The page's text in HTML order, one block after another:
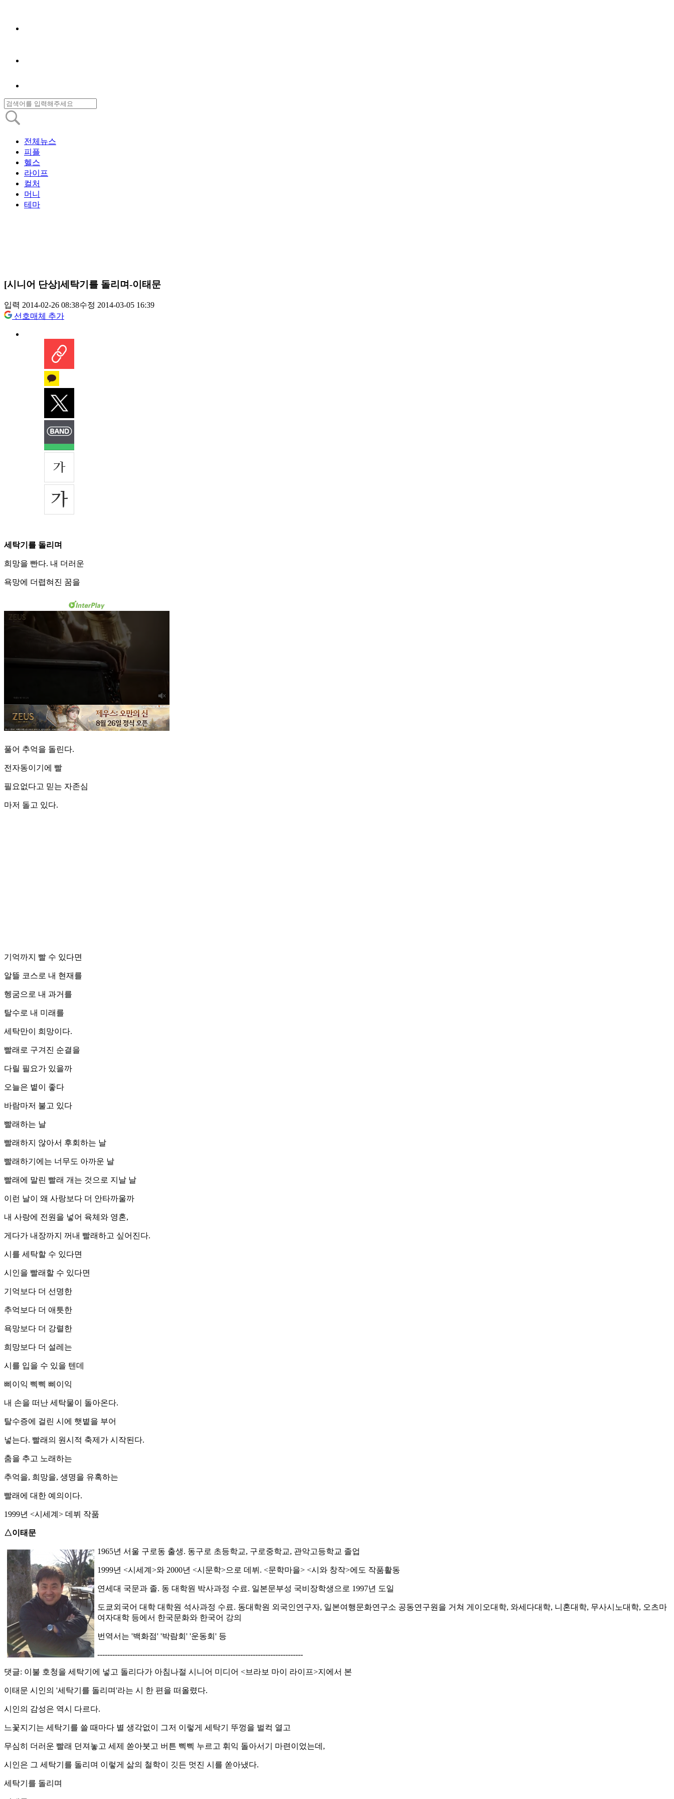
전체뉴스
피플
헬스
라이프
컬처
머니
테마
[시니어 단상]세탁기를 돌리며-이태문
입력 2014-02-26 08:38수정 2014-03-05 16:39
선호매체 추가
세탁기를 돌리며
희망을 빤다. 내 더러운
욕망에 더렵혀진 꿈을
풀어 추억을 돌린다.
전자동이기에 빨
필요없다고 믿는 자존심
마저 돌고 있다.
기억까지 빨 수 있다면
알뜰 코스로 내 현재를
헹굼으로 내 과거를
탈수로 내 미래를
세탁만이 희망이다.
빨래로 구겨진 순결을
다릴 필요가 있을까
오늘은 볕이 좋다
바람마저 불고 있다
빨래하는 날
빨래하지 않아서 후회하는 날
빨래하기에는 너무도 아까운 날
빨래에 말린 빨래 개는 것으로 지날 날
이런 날이 왜 사랑보다 더 안타까울까
내 사랑에 전원을 넣어 육체와 영혼,
게다가 내장까지 꺼내 빨래하고 싶어진다.
시를 세탁할 수 있다면
시인을 빨래할 수 있다면
기억보다 더 선명한
추억보다 더 애틋한
욕망보다 더 강렬한
희망보다 더 설레는
시를 입을 수 있을 텐데
삐이익 삑삑 삐이익
내 손을 떠난 세탁물이 돌아온다.
탈수증에 걸린 시에 햇볕을 부어
넣는다. 빨래의 원시적 축제가 시작된다.
춤을 추고 노래하는
추억을, 희망을, 생명을 유혹하는
빨래에 대한 예의이다.
1999년 <시세계> 데뷔 작품
△이태문
1965년 서울 구로동 출생. 동구로 초등학교, 구로중학교, 관악고등학교 졸업
1999년 <시세계>와 2000년 <시문학>으로 데뷔. <문학마을> <시와 창작>에도 작품활동
연세대 국문과 졸. 동 대학원 박사과정 수료. 일본문부성 국비장학생으로 1997년 도일
도쿄외국어 대학 대학원 석사과정 수료. 동대학원 외국인연구자, 일본여행문화연구소 공동연구원을 거쳐 게이오대학, 와세다대학, 니혼대학, 무사시노대학, 오츠마
여자대학 등에서 한국문화와 한국어 강의
번역서는 '백화점' '박람회' '운동회' 등
----------------------------------------------------------------------------------
댓글: 이불 호청을 세탁기에 넣고 돌리다가 아침나절 시니어 미디어 <브라보 마이 라이프>지에서 본
이태문 시인의 '세탁기를 돌리며'라는 시 한 편을 떠올렸다.
시인의 감성은 역시 다르다.
느꽃지기는 세탁기를 쓸 때마다 별 생각없이 그저 이렇게 세탁기 뚜껑을 벌컥 열고
무심히 더러운 빨래 던져놓고 세제 쏟아붓고 버튼 삑삑 누르고 휘익 돌아서기 마련이었는데,
시인은 그 세탁기를 돌리며 이렇게 삶의 철학이 깃든 멋진 시를 쏟아냈다.
세탁기를 돌리며